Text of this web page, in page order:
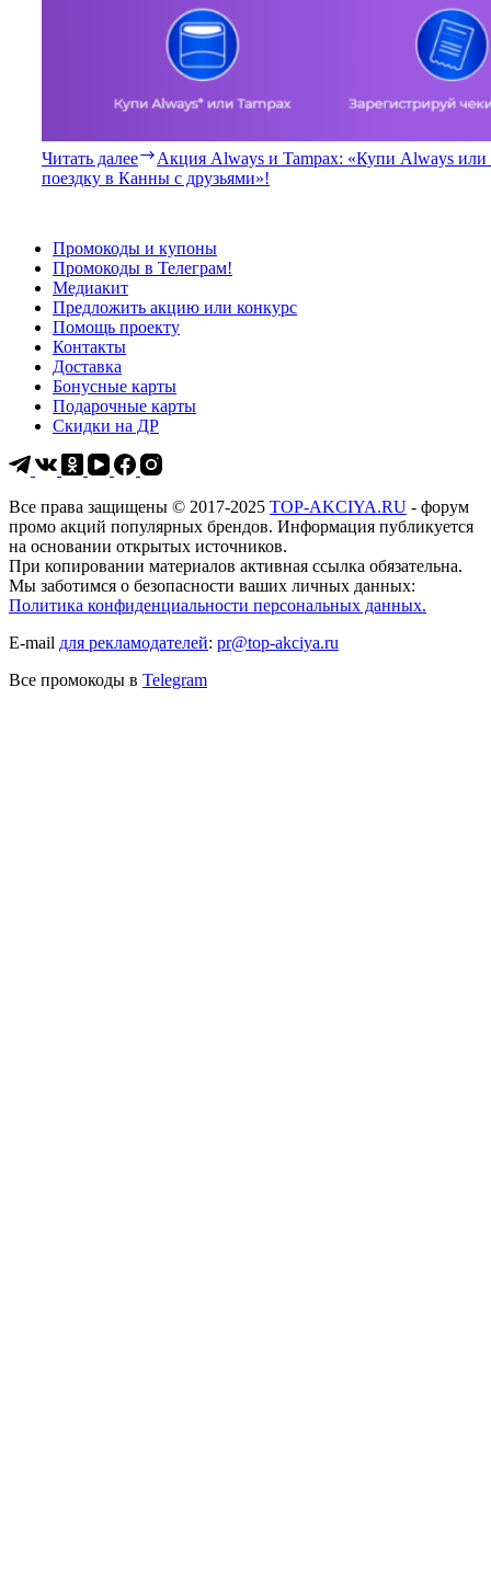
Читать далее
Акция Always и Tampax: «Купи Always или
поездку в Канны с друзьями»!
Промокоды и купоны
Промокоды в Телеграм!
Медиакит
Предложить акцию или конкурс
Помощь проекту
Контакты
Доставка
Бонусные карты
Подарочные карты
Скидки на ДР
Все права защищены © 2017-2025 TOP-AKCIYA.RU - форум
промо акций популярных брендов. Информация публикуется
на основании открытых источников.
При копировании материалов активная ссылка обязательна.
Мы заботимся о безопасности ваших личных данных:
Политика конфиденциальности персональных данных.
E-mail для рекламодателей: pr@top-akciya.ru
Все промокоды в Telegram